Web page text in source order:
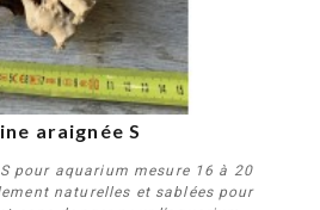
araignée S
pour aquarium mesure 16 à 20
naturelles et sablées pour